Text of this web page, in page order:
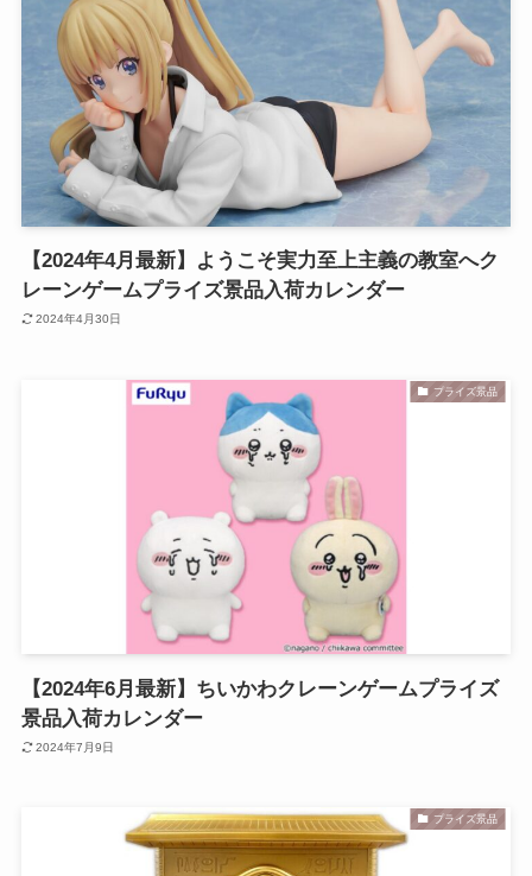
【2024年4月最新】ようこそ実力至上主義の教室へク
レーンゲームプライズ景品入荷カレンダー
2024年4月30日
プライズ景品
【2024年6月最新】ちいかわクレーンゲームプライズ
景品入荷カレンダー
2024年7月9日
プライズ景品